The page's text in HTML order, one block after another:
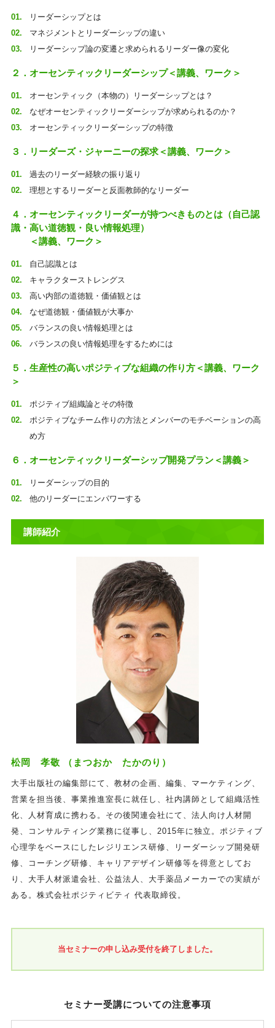
リーダーシップとは
マネジメントとリーダーシップの違い
リーダーシップ論の変遷と求められるリーダー像の変化
２．オーセンティックリーダーシップ＜講義、ワーク＞
オーセンティック（本物の）リーダーシップとは？
なぜオーセンティックリーダーシップが求められるのか？
オーセンティックリーダーシップの特徴
３．リーダーズ・ジャーニーの探求＜講義、ワーク＞
過去のリーダー経験の振り返り
理想とするリーダーと反面教師的なリーダー
４．オーセンティックリーダーが持つべきものとは（自己認
識・高い道徳観・良い情報処理）
＜講義、ワーク＞
自己認識とは
キャラクターストレングス
高い内部の道徳観・価値観とは
なぜ道徳観・価値観が大事か
バランスの良い情報処理とは
バランスの良い情報処理をするためには
５．生産性の高いポジティブな組織の作り方＜講義、ワーク
＞
ポジティブ組織論とその特徴
ポジティブなチーム作りの方法とメンバーのモチベーションの高
め方
６．オーセンティックリーダーシップ開発プラン＜講義＞
リーダーシップの目的
他のリーダーにエンパワーする
講師紹介
松岡 孝敬 （まつおか たかのり）
大手出版社の編集部にて、教材の企画、編集、マーケティング、
営業を担当後、事業推進室長に就任し、社内講師として組織活性
化、人材育成に携わる。その後関連会社にて、法人向け人材開
発、コンサルティング業務に従事し、2015年に独立。ポジティブ
心理学をベースにしたレジリエンス研修、リーダーシップ開発研
修、コーチング研修、キャリアデザイン研修等を得意としてお
り、大手人材派遣会社、公益法人、大手薬品メーカーでの実績が
ある。株式会社ポジティビティ 代表取締役。
当セミナーの申し込み受付を終了しました。
セミナー受講についての注意事項